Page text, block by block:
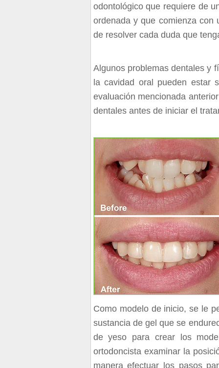
odontológico que requiere de
ordenada y que comienza
de resolver cada duda que
Algunos problemas dentales y
la cavidad oral pueden estar
evaluación mencionada
dentales antes de iniciar el
Como modelo de inicio, se le
sustancia de gel que se
de yeso para crear los
ortodoncista examinar la
manera efectuar los pasos